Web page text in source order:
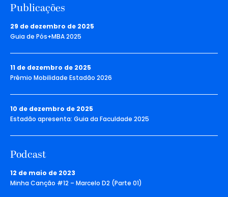
Publicações
29 de dezembro de 2025
Guia de Pós+MBA 2025
11 de dezembro de 2025
Prêmio Mobilidade Estadão 2026
10 de dezembro de 2025
Estadão apresenta: Guia da Faculdade 2025
Podcast
12 de maio de 2023
Minha Canção #12 – Marcelo D2 (Parte 01)